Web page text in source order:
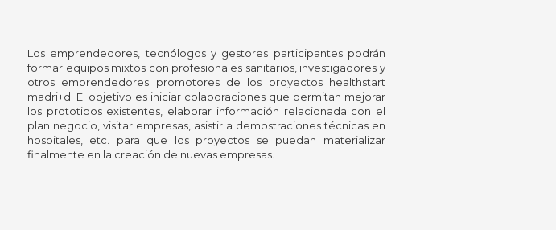
Los emprendedores, tecnólogos y gestores participantes podrán
formar equipos mixtos con profesionales sanitarios, investigadores y
otros emprendedores promotores de los proyectos healthstart
madri+d. El objetivo es iniciar colaboraciones que permitan mejorar
los prototipos existentes, elaborar información relacionada con el
plan negocio, visitar empresas, asistir a demostraciones técnicas en
hospitales, etc. para que los proyectos se puedan materializar
finalmente en la creación de nuevas empresas.